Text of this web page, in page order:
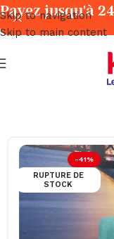
Skip to navigation
Skip to main content
Salons &
-41%
RUPTURE DE
STOCK
Payez jusqu'à